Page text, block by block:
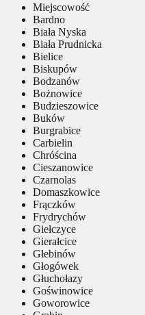
Miejscowość
Bardno
Biała Nyska
Biała Prudnicka
Bielice
Biskupów
Bodzanów
Bożnowice
Budzieszowice
Buków
Burgrabice
Carbielin
Chróścina
Cieszanowice
Czarnolas
Domaszkowice
Frączków
Frydrychów
Giełczyce
Gierałcice
Głebinów
Głogówek
Głuchołazy
Goświnowice
Goworowice